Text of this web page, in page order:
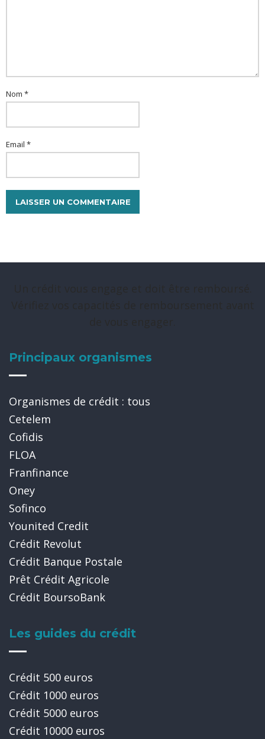
Nom *
Email *
Principaux organismes
Organismes de crédit : tous
Cetelem
Cofidis
FLOA
Franfinance
Oney
Sofinco
Younited Credit
Crédit Revolut
Crédit Banque Postale
Prêt Crédit Agricole
Crédit BoursoBank
Les guides du crédit
Crédit 500 euros
Crédit 1000 euros
Crédit 5000 euros
Crédit 10000 euros